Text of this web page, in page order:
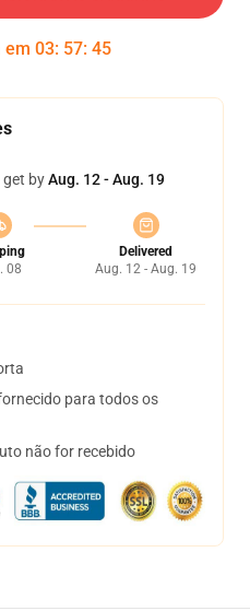
em 03: 57: 44
get byAug. 12 - Aug. 19
08
Delivered
Aug. 12 - Aug. 19
para todos os
não for recebido